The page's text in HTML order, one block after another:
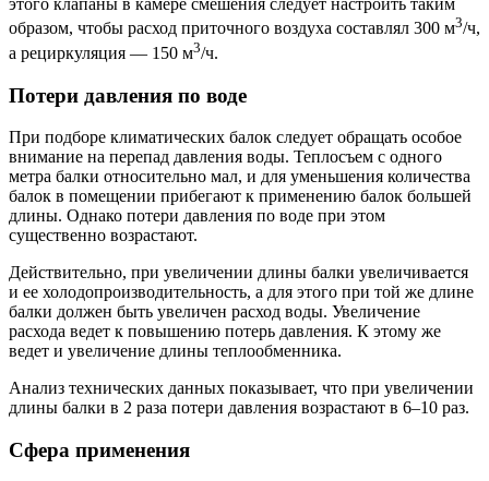
этого клапаны в камере смешения следует настроить таким
образом, чтобы расход приточного воздуха составлял 300 м3/ч,
а рециркуляция — ​150 м3/ч.
Потери давления по воде
При подборе климатических балок следует обращать особое
внимание на перепад давления воды. Теплосъем с одного
метра балки относительно мал, и для уменьшения количества
балок в помещении прибегают к применению балок большей
длины. Однако потери давления по воде при этом
существенно возрастают.
Действительно, при увеличении длины балки увеличивается
и ее холодопроизводительность, а для этого при той же длине
балки должен быть увеличен расход воды. Увеличение
расхода ведет к повышению потерь давления. К этому же
ведет и увеличение длины теплообменника.
Анализ технических данных показывает, что при увеличении
длины балки в 2 раза потери давления возрастают в 6–10 раз.
Сфера применения